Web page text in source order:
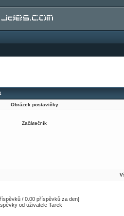
Obrázek postavičky
Začátečník
/ 0.00 příspěvků za den]
od uživatele Tarek